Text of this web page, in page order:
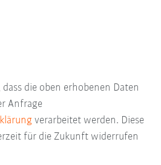
die oben erhobenen Daten
Anfrage
verarbeitet werden. Diese
für die Zukunft widerrufen